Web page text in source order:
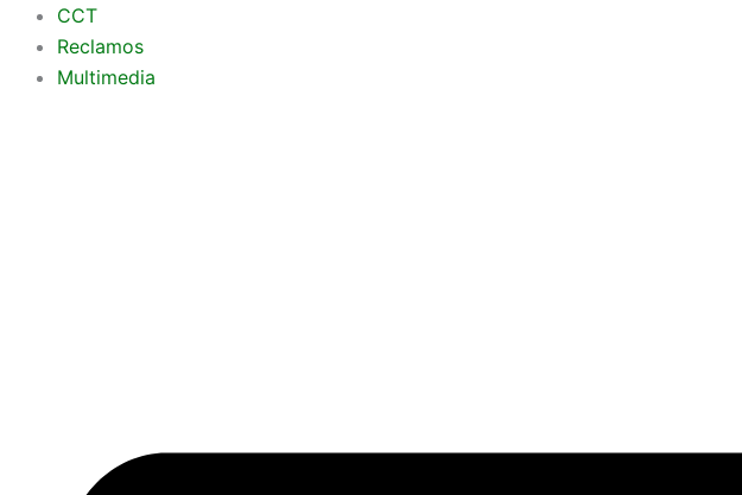
contenido
CCT
Reclamos
Multimedia